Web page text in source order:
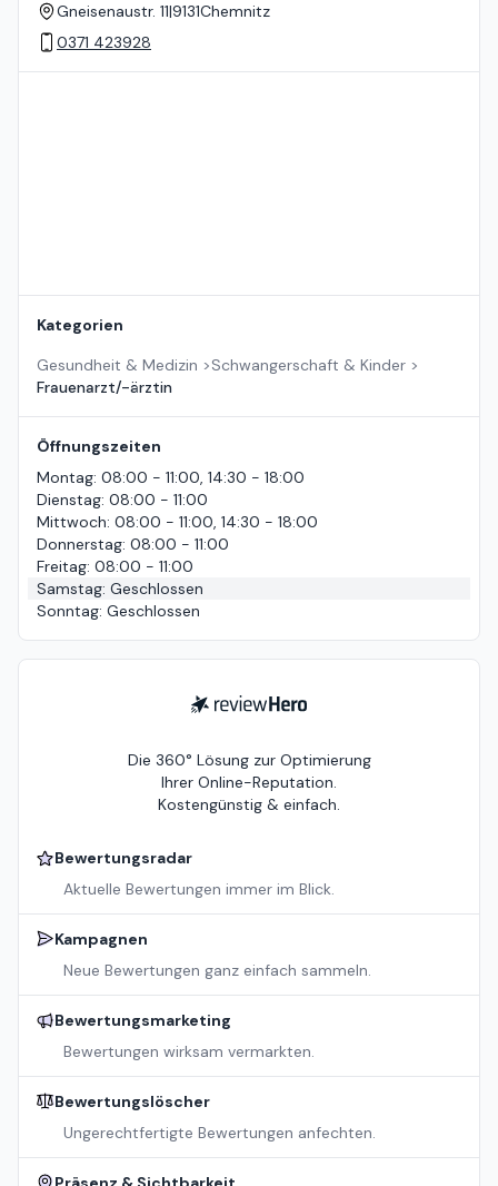
Gneisenaustr. 11|9131Chemnitz
0371 423928
Kategorien
Gesundheit & Medizin >Schwangerschaft & Kinder >
Frauenarzt/-ärztin
Öffnungszeiten
Montag: 08:00 - 11:00, 14:30 - 18:00
Dienstag: 08:00 - 11:00
Mittwoch: 08:00 - 11:00, 14:30 - 18:00
Donnerstag: 08:00 - 11:00
Freitag: 08:00 - 11:00
Samstag: Geschlossen
Sonntag: Geschlossen
ReviewHero
Die 360° Lösung zur Optimierung
Ihrer Online-Reputation.
Kostengünstig & einfach.
Bewertungsradar
Aktuelle Bewertungen immer im Blick.
Kampagnen
Neue Bewertungen ganz einfach sammeln.
Bewertungsmarketing
Bewertungen wirksam vermarkten.
Bewertungslöscher
Ungerechtfertigte Bewertungen anfechten.